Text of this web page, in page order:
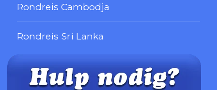
Rondreis Cambodja
Rondreis Sri Lanka